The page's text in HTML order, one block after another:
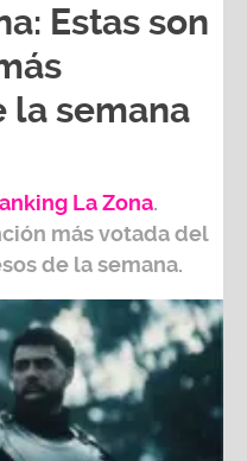
Estas son
la semana
La Zona.
más votada del
de la semana.